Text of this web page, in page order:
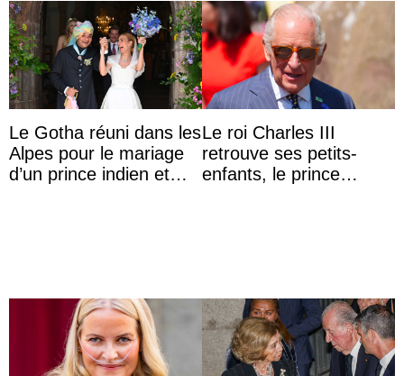
Le Gotha réuni dans les
Alpes pour le mariage
d’un prince indien et
Le roi Charles III
retrouve ses petits-
enfants, le prince